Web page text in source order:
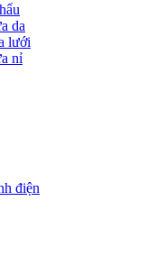
da
lưới
nỉ
điện